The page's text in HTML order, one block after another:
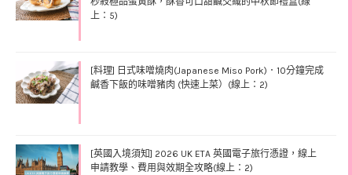
上：5)
[料理] 日式味噌燒肉(Japanese Miso Pork)．10分鐘完成
鹹香下飯的味噌豬肉 (快速上菜）(線上：2)
[英國入境須知] 2026 UK ETA 英國電子旅行憑證，線上
申請教學、費用與效期全攻略(線上：2)